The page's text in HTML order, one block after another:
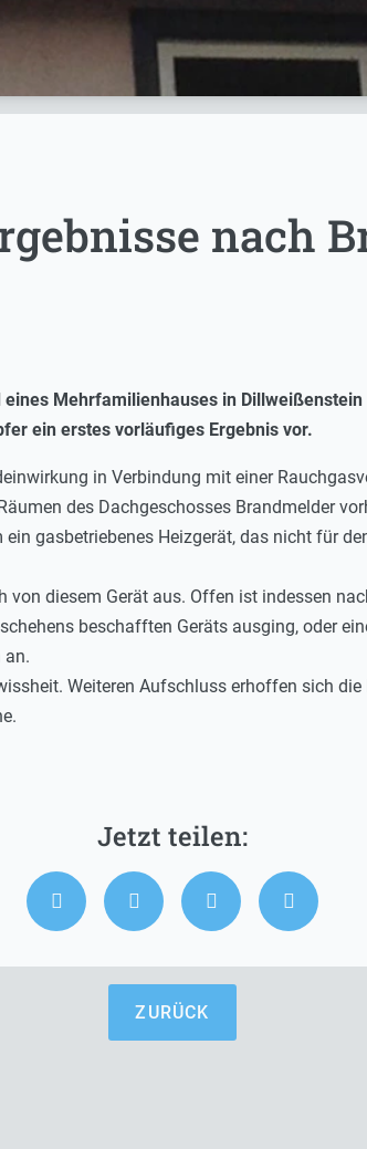
nach
Mehrfamilienhauses in
ein erstes vorläufiges Ergebnis vor.
in Verbindung mit einer
des Dachgeschosses Brandmelder
gasbetriebenes Heizgerät, das nicht für
diesem Gerät aus. Offen ist indessen
beschafften Geräts ausging, oder
an.
Weiteren Aufschluss erhoffen sich
ZURÜCK